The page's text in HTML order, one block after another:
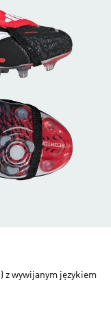
z wywijanym językiem